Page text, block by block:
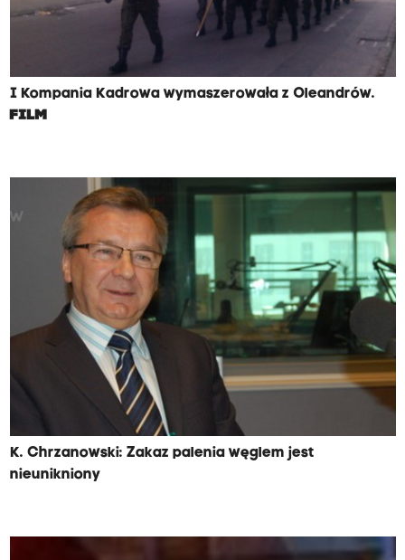
I Kompania Kadrowa wymaszerowała z Oleandrów.
FILM
K. Chrzanowski: Zakaz palenia węglem jest
nieunikniony